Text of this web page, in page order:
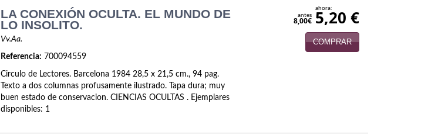
LA CONEXIÓN OCULTA. EL MUNDO DE
LO INSOLITO.
Vv.Aa.
Referencia: 700094559
Circulo de Lectores. Barcelona 1984 28,5 x 21,5 cm., 94 pag.
Texto a dos columnas profusamente ilustrado. Tapa dura; muy
buen estado de conservacion. CIENCIAS OCULTAS . Ejemplares
disponibles: 1
antes
8,00€
ahora:
5,20 €
COMPRAR